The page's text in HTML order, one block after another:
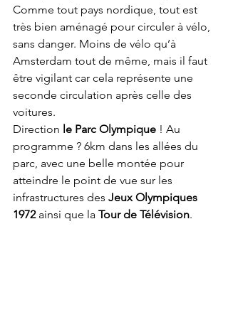
Comme tout pays nordique, tout est
très bien aménagé pour circuler à vélo,
sans danger. Moins de vélo qu’à
Amsterdam tout de même, mais il faut
être vigilant car cela représente une
seconde circulation après celle des
voitures.
Direction le Parc Olympique ! Au
programme ? 6km dans les allées du
parc, avec une belle montée pour
atteindre le point de vue sur les
infrastructures des Jeux Olympiques
1972 ainsi que la Tour de Télévision.